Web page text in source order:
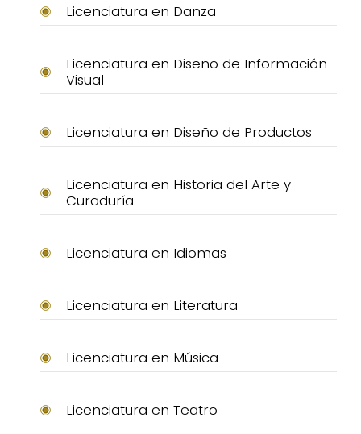
Licenciatura en Danza
Licenciatura en Diseño de Información
Visual
Licenciatura en Diseño de Productos
Licenciatura en Historia del Arte y
Curaduría
Licenciatura en Idiomas
Licenciatura en Literatura
Licenciatura en Música
Licenciatura en Teatro